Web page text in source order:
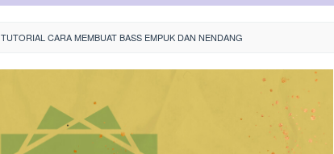
TUTORIAL CARA MEMBUAT BASS EMPUK DAN NENDANG